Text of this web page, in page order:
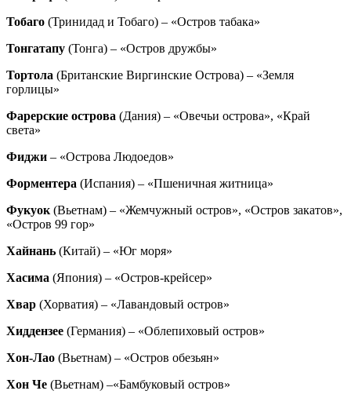
Тобаго (Тринидад и Тобаго) – «Остров табака»
Тонгатапу (Тонга) – «Остров дружбы»
Тортола (Британские Виргинские Острова) – «Земля
горлицы»
Фарерские острова (Дания) – «Овечьи острова», «Край
света»
Фиджи – «Острова Людоедов»
Форментера (Испания) – «Пшеничная житница»
Фукуок (Вьетнам) – «Жемчужный остров», «Остров закатов»,
«Остров 99 гор»
Хайнань (Китай) – «Юг моря»
Хасима (Япония) – «Остров-крейсер»
Хвар (Хорватия) – «Лавандовый остров»
Хиддензее (Германия) – «Облепиховый остров»
Хон-Лао (Вьетнам) – «Остров обезьян»
Хон Че (Вьетнам) –«Бамбуковый остров»